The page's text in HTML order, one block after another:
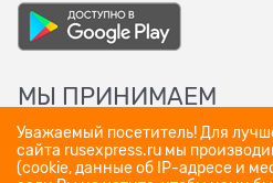
МЫ ПРИНИМАЕМ
Уважаемый посетитель! Для
сайта rusexpress.ru мы
(cookie, данные об IP-адресе и